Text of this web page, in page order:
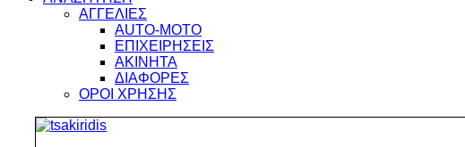
ΑΓΓΕΛΙΕΣ
AUTO-MOTO
ΕΠΙΧΕΙΡΗΣΕΙΣ
ΑΚΙΝΗΤΑ
ΔΙΑΦΟΡΕΣ
ΟΡΟΙ ΧΡΗΣΗΣ